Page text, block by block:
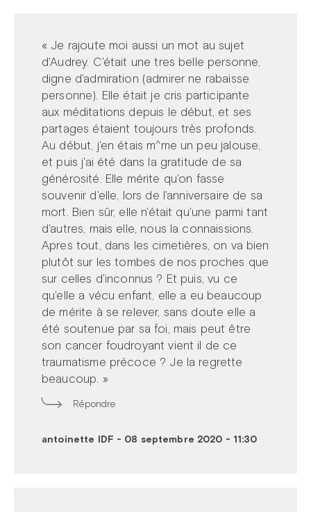
« Je rajoute moi aussi un mot au sujet
d'Audrey. C'était une tres belle personne,
digne d'admiration (admirer ne rabaisse
personne). Elle était je cris participante
aux méditations depuis le début, et ses
partages étaient toujours très profonds.
Au début, j'en étais m^me un peu jalouse,
et puis j'ai été dans la gratitude de sa
générosité. Elle mérite qu'on fasse
souvenir d'elle, lors de l'anniversaire de sa
mort. Bien sûr, elle n'était qu'une parmi tant
d'autres, mais elle, nous la connaissions.
Apres tout, dans les cimetières, on va bien
plutôt sur les tombes de nos proches que
sur celles d'inconnus ? Et puis, vu ce
qu'elle a vécu enfant, elle a eu beaucoup
de mérite à se relever, sans doute elle a
été soutenue par sa foi, mais peut être
son cancer foudroyant vient il de ce
traumatisme précoce ? Je la regrette
beaucoup. »
Répondre
antoinette IDF - 08 septembre 2020 - 11:30